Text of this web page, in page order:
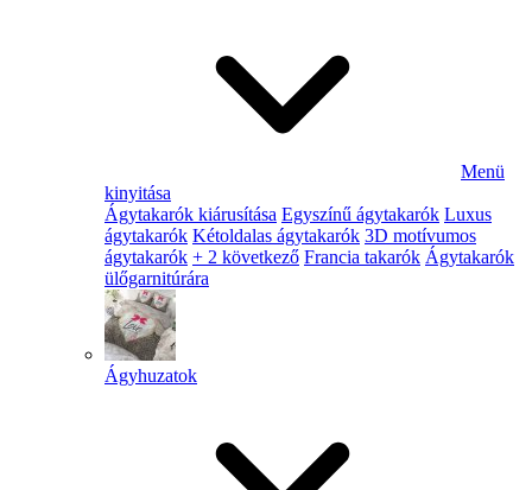
Menü
kinyitása
Ágytakarók kiárusítása Egyszínű ágytakarók Luxus
ágytakarók Kétoldalas ágytakarók 3D motívumos
ágytakarók + 2 következő Francia takarók Ágytakarók
ülőgarnitúrára
Ágyhuzatok